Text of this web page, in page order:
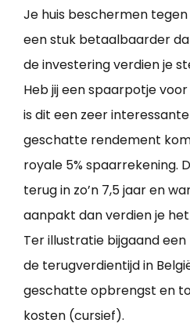
Je huis beschermen
een stuk betaalbaarder
de investering verdien je
Heb jij een spaarpotje
is dit een zeer
geschatte rendement
royale 5% spaarrekening.
terug in zo’n 7,5 jaar en
aanpakt dan verdien je het
Ter illustratie bijgaand
de terugverdientijd in
geschatte opbrengst en
kosten (cursief).